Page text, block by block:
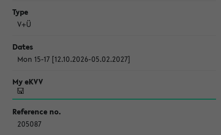
V+Ü
Mon 15-17 [12.10.2026-05.02.2027]
205087